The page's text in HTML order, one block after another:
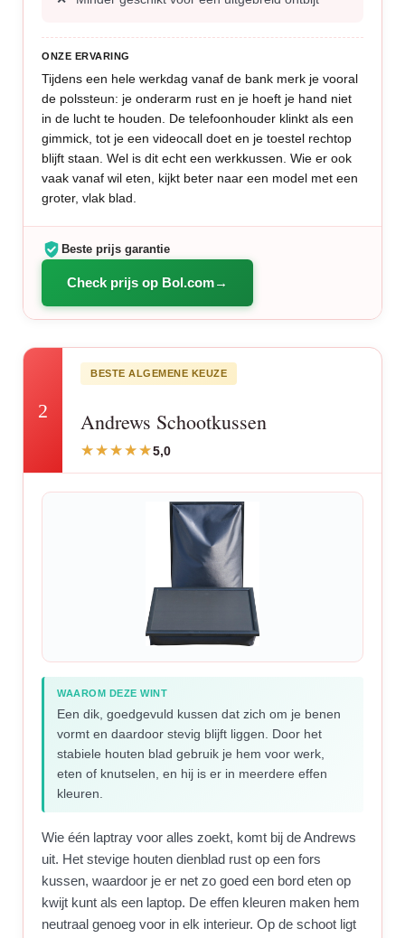
ONZE ERVARING
Tijdens een hele werkdag vanaf de bank merk je vooral
de polssteun: je onderarm rust en je hoeft je hand niet
in de lucht te houden. De telefoonhouder klinkt als een
gimmick, tot je een videocall doet en je toestel rechtop
blijft staan. Wel is dit echt een werkkussen. Wie er ook
vaak vanaf wil eten, kijkt beter naar een model met een
groter, vlak blad.
Beste prijs garantie
Check prijs op Bol.com
2
BESTE ALGEMENE KEUZE
Andrews Schootkussen
5,0
WAAROM DEZE WINT
Een dik, goedgevuld kussen dat zich om je benen
vormt en daardoor stevig blijft liggen. Door het
stabiele houten blad gebruik je hem voor werk,
eten of knutselen, en hij is er in meerdere effen
kleuren.
Wie één laptray voor alles zoekt, komt bij de Andrews
uit. Het stevige houten dienblad rust op een fors
kussen, waardoor je er net zo goed een bord eten op
kwijt kunt als een laptop. De effen kleuren maken hem
neutraal genoeg voor in elk interieur. Op de schoot ligt